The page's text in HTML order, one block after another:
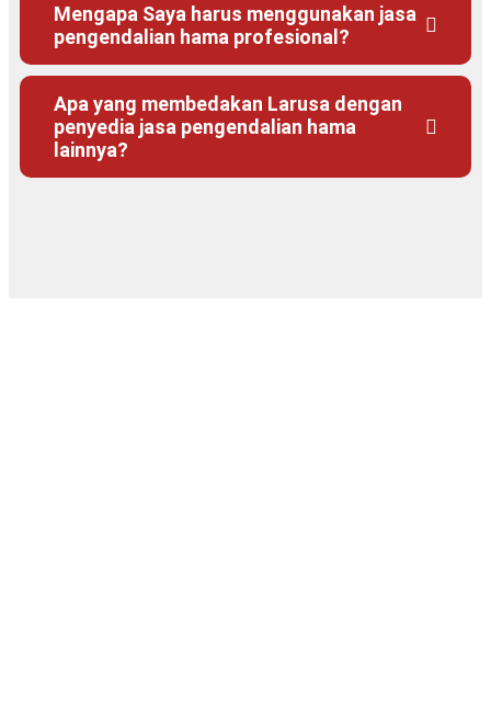
Mengapa Saya harus menggunakan jasa
pengendalian hama profesional?
Apa yang membedakan Larusa dengan
penyedia jasa pengendalian hama
lainnya?